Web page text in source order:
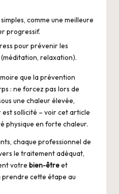
comme une meilleure
progressif.
pour prévenir les
relaxation).
que la prévention
: ne forcez pas lors de
une chaleur élevée,
sollicité – voir cet article
physique en forte chaleur.
chaque professionnel de
le traitement adéquat,
votre bien-êtreet
prendre cette étape au